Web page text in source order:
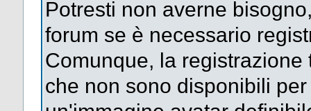
Potresti non averne
forum se è necessario
Comunque, la
che non sono disponibili